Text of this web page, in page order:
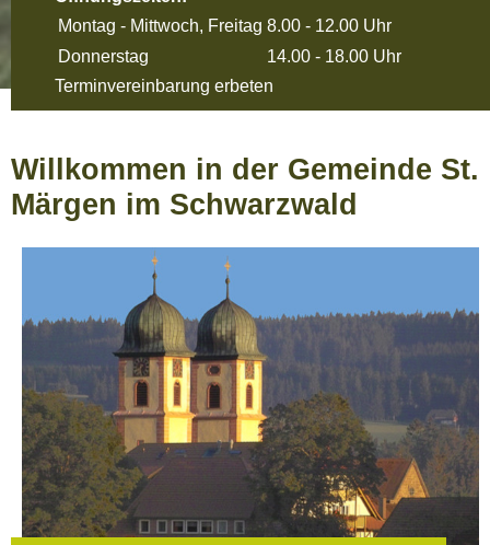
Montag - Mittwoch, Freitag 8.00 - 12.00 Uhr
Donnerstag
14.00 - 18.00 Uhr
Terminvereinbarung erbeten
Willkommen in der Gemeinde St.
Märgen im Schwarzwald